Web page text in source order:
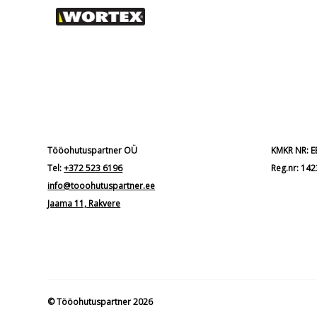
Tööohutuspartner OÜ
Tel:+372 523 6196
info@tooohutuspartner.ee
Jaama 11, Rakvere
KMKR NR:
Reg.nr:
© Tööohutuspartner 2026